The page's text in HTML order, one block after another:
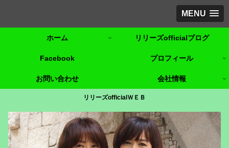
MENU
リリーズofficialＷＥＢ
ホーム リリーズofficialブログ
Facebook プロフィール
お問い合わせ 会社情報